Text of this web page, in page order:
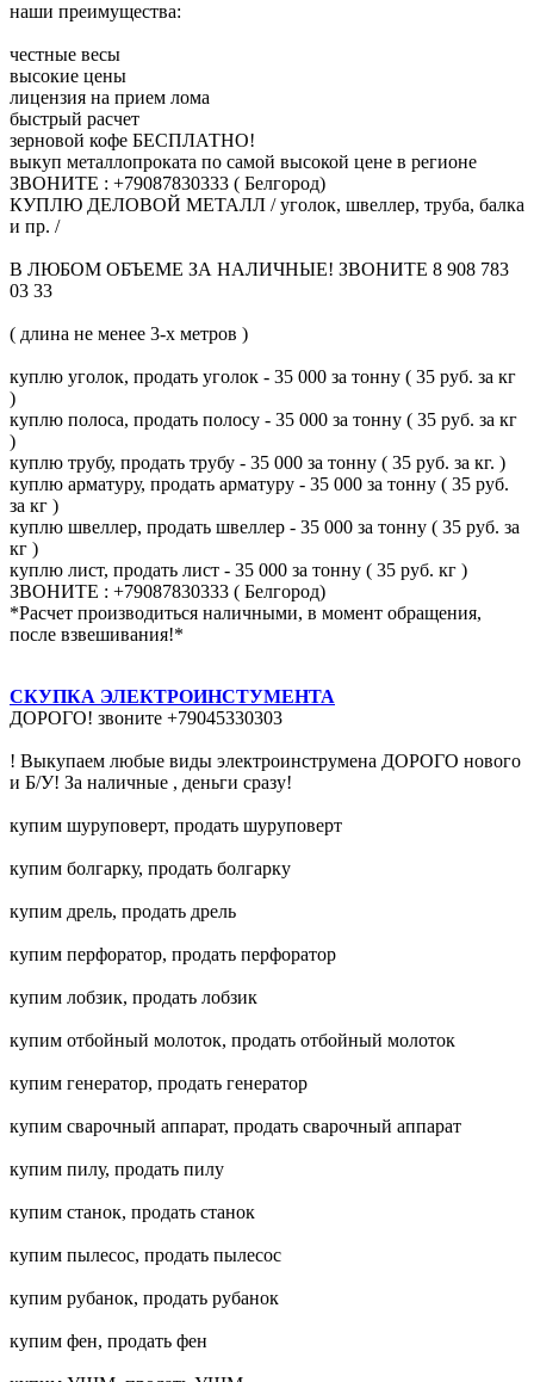
наши преимущества:
честные весы
высокие цены
лицензия на прием лома
быстрый расчет
зерновой кофе БЕСПЛАТНО!
выкуп металлопроката по самой высокой цене в регионе
ЗВОНИТЕ : +79087830333 ( Белгород)
КУПЛЮ ДЕЛОВОЙ МЕТАЛЛ / уголок, швеллер, труба, балка
и пр. /
В ЛЮБОМ ОБЪЕМЕ ЗА НАЛИЧНЫЕ! ЗВОНИТЕ 8 908 783
03 33
( длина не менее 3-х метров )
куплю уголок, продать уголок - 35 000 за тонну ( 35 руб. за кг
)
куплю полоса, продать полосу - 35 000 за тонну ( 35 руб. за кг
)
куплю трубу, продать трубу - 35 000 за тонну ( 35 руб. за кг. )
куплю арматуру, продать арматуру - 35 000 за тонну ( 35 руб.
за кг )
куплю швеллер, продать швеллер - 35 000 за тонну ( 35 руб. за
кг )
куплю лист, продать лист - 35 000 за тонну ( 35 руб. кг )
ЗВОНИТЕ : +79087830333 ( Белгород)
*Расчет производиться наличными, в момент обращения,
после взвешивания!*
СКУПКА ЭЛЕКТРОИНСТУМЕНТА
ДОРОГО! звоните +79045330303
! Выкупаем любые виды электроинструмена ДОРОГО нового
и Б/У! За наличные , деньги сразу!
купим шуруповерт, продать шуруповерт
купим болгарку, продать болгарку
купим дрель, продать дрель
купим перфоратор, продать перфоратор
купим лобзик, продать лобзик
купим отбойный молоток, продать отбойный молоток
купим генератор, продать генератор
купим сварочный аппарат, продать сварочный аппарат
купим пилу, продать пилу
купим станок, продать станок
купим пылесос, продать пылесос
купим рубанок, продать рубанок
купим фен, продать фен